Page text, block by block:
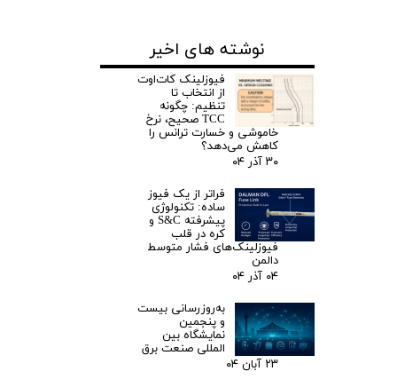
نوشته های اخیر
فیوزلینک کات‌اوت
از انتخاب تا
تنظیم: چگونه
TCC صحیح، نرخ
خاموشی و خسارت ترانس را
کاهش می‌دهد؟
۳۰ آذر ۰۴
فراتر از یک فیوز
ساده: تکنولوژی
پیشرفته S&C و
کره در قلب
فیوزلینک‌های فشار متوسط
دالمن
۰۴ آذر ۰۴
به‌روزرسانی بیست
و پنجمین
نمایشگاه بین
المللی صنعت برق
۲۳ آبان ۰۴